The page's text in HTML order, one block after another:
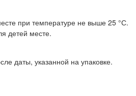
при температуре не выше 25 °С.
детей месте.
даты, указанной на упаковке.